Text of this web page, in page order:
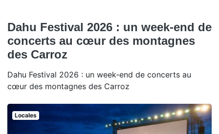
Dahu Festival 2026 : un week-end de
concerts au cœur des montagnes
des Carroz
Dahu Festival 2026 : un week-end de concerts au
cœur des montagnes des Carroz
Locales